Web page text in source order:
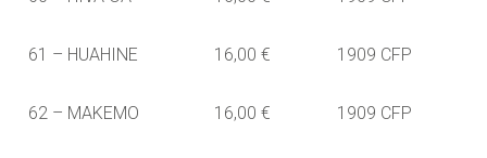
61 – HUAHINE 16,00 € 1909 CFP
62 – MAKEMO 16,00 € 1909 CFP